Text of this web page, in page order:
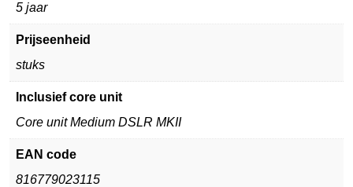
5 jaar
Prijseenheid
stuks
Inclusief core unit
Core unit Medium DSLR MKII
EAN code
816779023115